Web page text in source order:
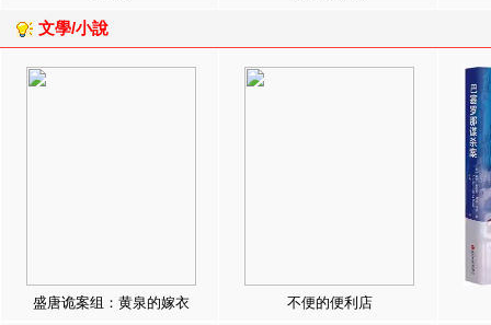
文學/小說
盛唐诡案组：黄泉的嫁衣 不便的便利店